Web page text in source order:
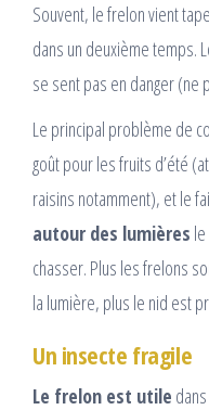
Souvent, le frelon vient
dans un deuxième temps.
se sent pas en danger (ne
Le principal problème de
goût pour les fruits d’été
raisins notamment), et le
autour des lumières
chasser. Plus les frelons
la lumière, plus le nid est
Un insecte fragile
Le frelon est utile